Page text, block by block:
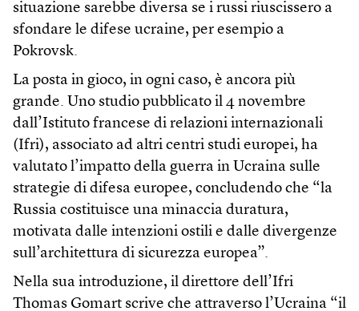
situazione sarebbe diversa se i russi riuscissero a
sfondare le difese ucraine, per esempio a
Pokrovsk.
La posta in gioco, in ogni caso, è ancora più
grande. Uno studio pubblicato il 4 novembre
dall’Istituto francese di relazioni internazionali
(Ifri), associato ad altri centri studi europei, ha
valutato l’impatto della guerra in Ucraina sulle
strategie di difesa europee, concludendo che “la
Russia costituisce una minaccia duratura,
motivata dalle intenzioni ostili e dalle divergenze
sull’architettura di sicurezza europea”.
Nella sua introduzione, il direttore dell’Ifri
Thomas Gomart scrive che attraverso l’Ucraina “il